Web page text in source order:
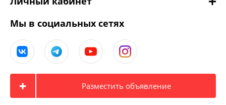
Мы в социальных сетях
Разместить объявление